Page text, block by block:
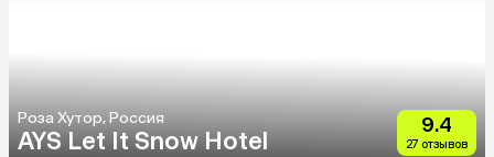
Роза Хутор, Россия
AYS Let It Snow Hotel
9.4
27 отзывов